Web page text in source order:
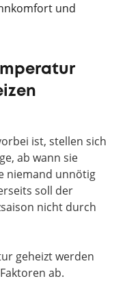
und
ist, stellen sich
ab wann sie
niemand unnötig
soll der
nicht durch
geheizt werden
ab.